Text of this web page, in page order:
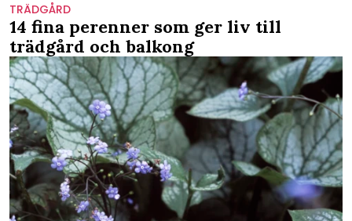
TRÄDGÅRD
14 fina perenner som ger liv till
trädgård och balkong